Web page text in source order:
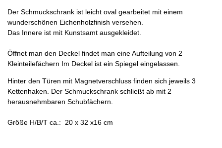
Der Schmuckschrank ist leicht oval gearbeitet mit einem
wunderschönen Eichenholzfinish versehen.
Das Innere ist mit Kunstsamt ausgekleidet.
Öffnet man den Deckel findet man eine Aufteilung von 2
Kleinteilefächern Im Deckel ist ein Spiegel eingelassen.
Hinter den Türen mit Magnetverschluss finden sich jeweils 3
Kettenhaken. Der Schmuckschrank schließt ab mit 2
herausnehmbaren Schubfächern.
Größe H/B/T ca.: 20 x 32 x16 cm